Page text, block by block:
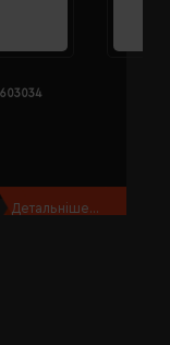
Детальніше...